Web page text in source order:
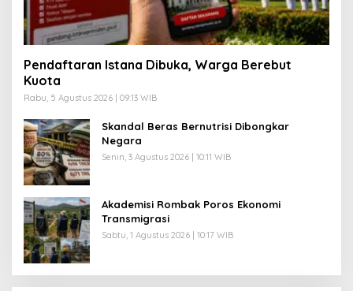
Pendaftaran Istana Dibuka, Warga Berebut
Kuota
Rabu, 5 Agustus 2026 | 09:13 WIB
Skandal Beras Bernutrisi Dibongkar
Negara
Senin, 3 Agustus 2026 | 10:11 WIB
Akademisi Rombak Poros Ekonomi
Transmigrasi
Sabtu, 1 Agustus 2026 | 10:17 WIB